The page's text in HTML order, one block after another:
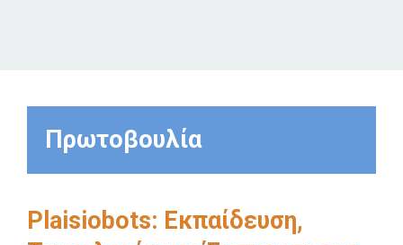
Πρωτοβουλία
Plaisiobots: Εκπαίδευση,